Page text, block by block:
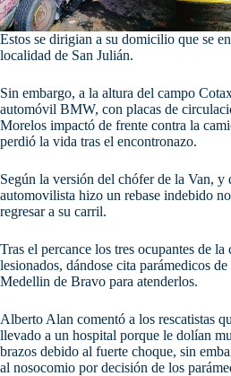
Estos se dirigian a su domicilio que se
localidad de San Julián.
Sin embargo, a la altura del campo
automóvil BMW, con placas de
Morelos impactó de frente contra la
perdió la vida tras el encontronazo.
Según la versión del chófer de la Van, y
automovilista hizo un rebase indebido
regresar a su carril.
Tras el percance los tres ocupantes de la
lesionados, dándose cita parámedicos
Medellin de Bravo para atenderlos.
Alberto Alan comentó a los rescatistas
llevado a un hospital porque le dolían
brazos debido al fuerte choque, sin
al nosocomio por decisión de los